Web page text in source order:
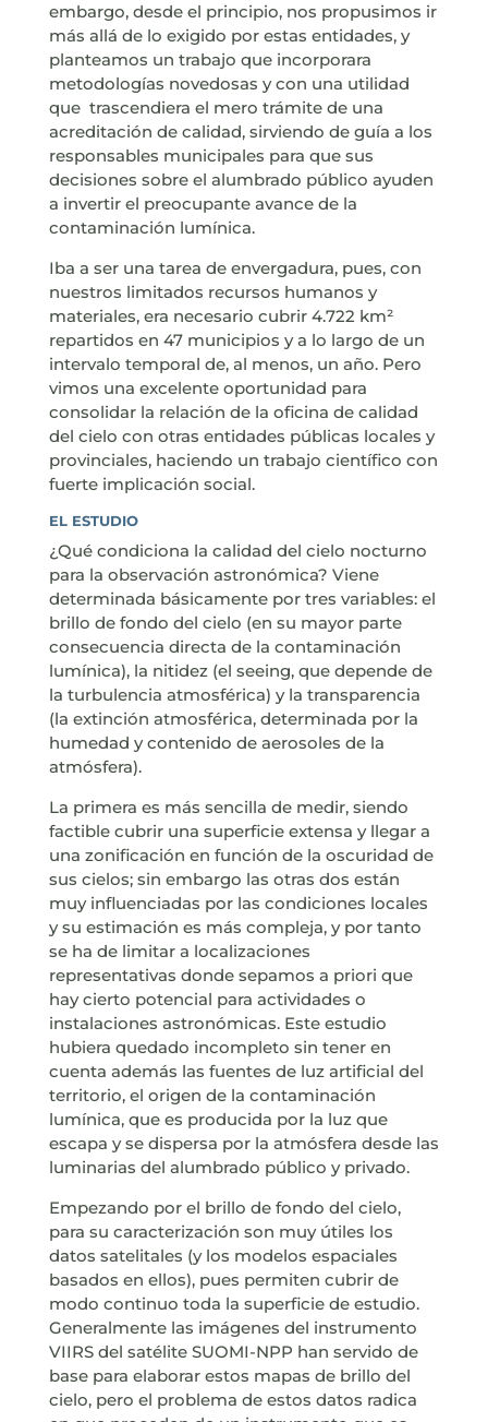
embargo, desde el principio, nos propusimos ir
más allá de lo exigido por estas entidades, y
planteamos un trabajo que incorporara
metodologías novedosas y con una utilidad
que trascendiera el mero trámite de una
acreditación de calidad, sirviendo de guía a los
responsables municipales para que sus
decisiones sobre el alumbrado público ayuden
a invertir el preocupante avance de la
contaminación lumínica.
Iba a ser una tarea de envergadura, pues, con
nuestros limitados recursos humanos y
materiales, era necesario cubrir 4.722 km²
repartidos en 47 municipios y a lo largo de un
intervalo temporal de, al menos, un año. Pero
vimos una excelente oportunidad para
consolidar la relación de la oficina de calidad
del cielo con otras entidades públicas locales y
provinciales, haciendo un trabajo científico con
fuerte implicación social.
EL ESTUDIO
¿Qué condiciona la calidad del cielo nocturno
para la observación astronómica? Viene
determinada básicamente por tres variables: el
brillo de fondo del cielo (en su mayor parte
consecuencia directa de la contaminación
lumínica), la nitidez (el seeing, que depende de
la turbulencia atmosférica) y la transparencia
(la extinción atmosférica, determinada por la
humedad y contenido de aerosoles de la
atmósfera).
La primera es más sencilla de medir, siendo
factible cubrir una superficie extensa y llegar a
una zonificación en función de la oscuridad de
sus cielos; sin embargo las otras dos están
muy influenciadas por las condiciones locales
y su estimación es más compleja, y por tanto
se ha de limitar a localizaciones
representativas donde sepamos a priori que
hay cierto potencial para actividades o
instalaciones astronómicas. Este estudio
hubiera quedado incompleto sin tener en
cuenta además las fuentes de luz artificial del
territorio, el origen de la contaminación
lumínica, que es producida por la luz que
escapa y se dispersa por la atmósfera desde las
luminarias del alumbrado público y privado.
Empezando por el brillo de fondo del cielo,
para su caracterización son muy útiles los
datos satelitales (y los modelos espaciales
basados en ellos), pues permiten cubrir de
modo continuo toda la superficie de estudio.
Generalmente las imágenes del instrumento
VIIRS del satélite SUOMI-NPP han servido de
base para elaborar estos mapas de brillo del
cielo, pero el problema de estos datos radica